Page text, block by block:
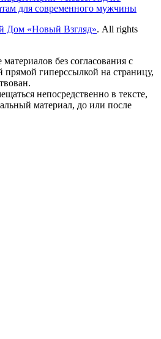
для современного мужчины
Дом «Новый Взгляд». All rights
без согласования с
прямой гиперссылкой на страницу,
непосредственно в тексте,
материал, до или после